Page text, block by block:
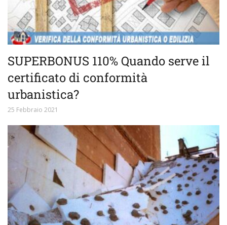
SUPERBONUS 110% Quando serve il
certificato di conformità
urbanistica?
25 Febbraio 2021